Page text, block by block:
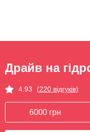
Драйв на
4.93 (220 відгуків)
6000 грн